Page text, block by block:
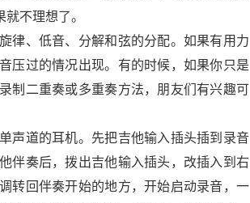
不理想了。
律、低音、分解和弦的分配。如果有用力
压过的情况出现。有的时候，如果你只是
制二重奏或多重奏方法，朋友们有兴趣可
声道的耳机。先把吉他输入插头插到录音
伴奏后，拨出吉他输入插头，改插入到右
转回伴奏开始的地方，开始启动录音，一